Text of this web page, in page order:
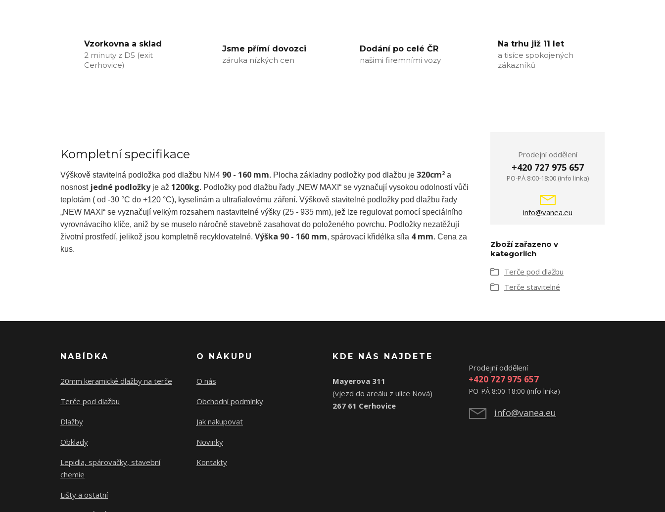
Vzorkovna a sklad
2 minuty z D5 (exit
Cerhovice)
Jsme přímí dovozci
záruka nízkých cen
Dodání po celé ČR
našimi firemními vozy
Na trhu již 11 let
a tisíce spokojených
zákazníků
Kompletní specifikace
Výškově stavitelná podložka pod dlažbu NM4 90 - 160 mm. Plocha základny podložky pod dlažbu je 320cm2 a
nosnostjedné podložkyje až 1200kg. Podložky pod dlažbu řady „NEW MAXI“ se vyznačují vysokou odolností vůči
teplotám ( od -30 °C do +120 °C), kyselinám a ultrafialovému záření. Výškově stavitelné podložky pod dlažbu řady
„NEW MAXI“ se vyznačují velkým rozsahem nastavitelné výšky (25 - 935 mm), jež lze regulovat pomocí speciálního
vyrovnávacího klíče, aniž by se muselo náročně stavebně zasahovat do položeného povrchu. Podložky nezatěžují
životní prostředí, jelikož jsou kompletně recyklovatelné. Výška 90 - 160 mm, spárovací křidélka síla 4 mm. Cena za
kus.
Prodejní oddělení
+420 727 975 657
PO-PÁ 8:00-18:00 (info linka)
info@vanea.eu
Zboží zařazeno v
kategoriích
Terče pod dlažbu
Terče stavitelné
NABÍDKA
20mm keramické dlažby na terče
Terče pod dlažbu
Dlažby
Obklady
Lepidla, spárovačky, stavební
chemie
Lišty a ostatní
O NÁKUPU
O nás
Obchodní podmínky
Jak nakupovat
Novinky
Kontakty
KDE NÁS NAJDETE
Mayerova 311
(vjezd do areálu z ulice Nová)
267 61 Cerhovice
Prodejní oddělení
+420 727 975 657
PO-PÁ 8:00-18:00 (info linka)
info@vanea.eu